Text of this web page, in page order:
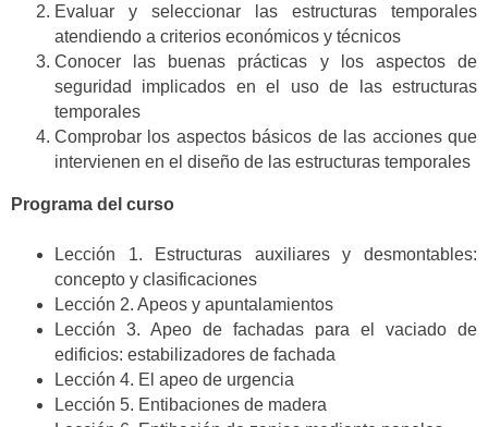
Evaluar y seleccionar las estructuras temporales
atendiendo a criterios económicos y técnicos
Conocer las buenas prácticas y los aspectos de
seguridad implicados en el uso de las estructuras
temporales
Comprobar los aspectos básicos de las acciones que
intervienen en el diseño de las estructuras temporales
Programa del curso
Lección 1. Estructuras auxiliares y desmontables:
concepto y clasificaciones
Lección 2. Apeos y apuntalamientos
Lección 3. Apeo de fachadas para el vaciado de
edificios: estabilizadores de fachada
Lección 4. El apeo de urgencia
Lección 5. Entibaciones de madera